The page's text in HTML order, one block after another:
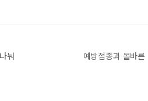
눠 예방접종과 올바